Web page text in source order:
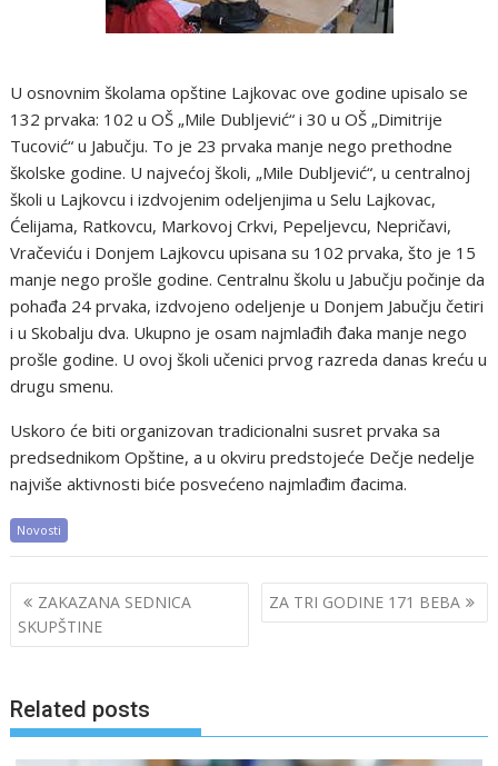
U osnovnim školama opštine Lajkovac ove godine upisalo se
132 prvaka: 102 u OŠ „Mile Dubljević“ i 30 u OŠ „Dimitrije
Tucović“ u Jabučju. To je 23 prvaka manje nego prethodne
školske godine. U najvećoj školi, „Mile Dubljević“, u centralnoj
školi u Lajkovcu i izdvojenim odeljenjima u Selu Lajkovac,
Ćelijama, Ratkovcu, Markovoj Crkvi, Pepeljevcu, Nepričavi,
Vračeviću i Donjem Lajkovcu upisana su 102 prvaka, što je 15
manje nego prošle godine. Centralnu školu u Jabučju počinje da
pohađa 24 prvaka, izdvojeno odeljenje u Donjem Jabučju četiri
i u Skobalju dva. Ukupno je osam najmlađih đaka manje nego
prošle godine. U ovoj školi učenici prvog razreda danas kreću u
drugu smenu.
Uskoro će biti organizovan tradicionalni susret prvaka sa
predsednikom Opštine, a u okviru predstojeće Dečje nedelje
najviše aktivnosti biće posvećeno najmlađim đacima.
Novosti
Post
navigation
ZAKAZANA SEDNICA
SKUPŠTINE
ZA TRI GODINE 171 BEBA
Related posts